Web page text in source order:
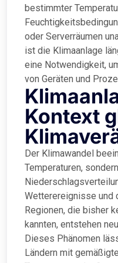
bestimmter
oder Serverräumen
ist die Klimaanlage
eine Notwendigkeit,
von Geräten und
Kontext
Der Klimawandel
Temperaturen,
Wetterereignisse und
Regionen, die bisher
kannten, entstehen
Dieses Phänomen
Ländern mit